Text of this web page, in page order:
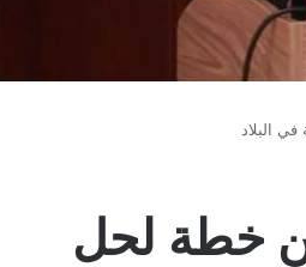
البلاد
خطة لحل